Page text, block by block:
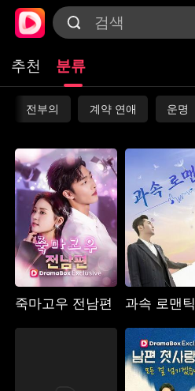
추천 분류
전부의 계약 연애 운명
죽마고우 전남편 과속 로맨틱